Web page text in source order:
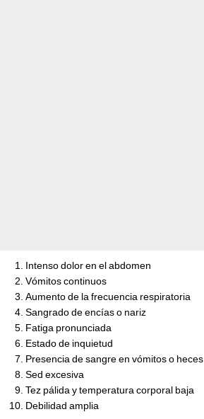
Intenso dolor en el abdomen
Vómitos continuos
Aumento de la frecuencia respiratoria
Sangrado de encías o nariz
Fatiga pronunciada
Estado de inquietud
Presencia de sangre en vómitos o heces
Sed excesiva
Tez pálida y temperatura corporal baja
Debilidad amplia